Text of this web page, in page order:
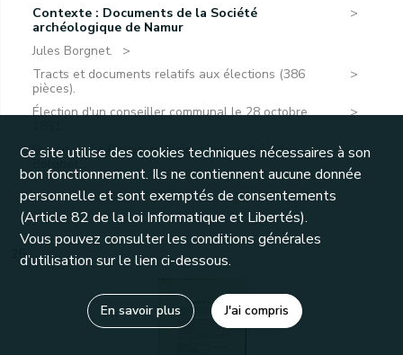
Contexte : Documents de la Société
archéologique de Namur
Jules Borgnet.
Tracts et documents relatifs aux élections (386
pièces).
Élection d'un conseiller communal le 28 octobre
Extrait de La Revue de Namur, adressé à Jules
25
Ce site utilise des cookies techniques nécessaires à son
bon fonctionnement. Ils ne contiennent aucune donnée
personnelle et sont exemptés de consentements
(Article 82 de la loi Informatique et Libertés).
Vous pouvez consulter les conditions générales
d’utilisation sur le lien ci-dessous.
En savoir plus J'ai compris